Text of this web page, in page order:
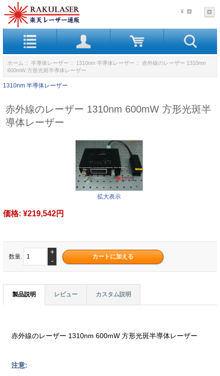
¥
ホーム :: 半導体レーザー :: 1310nm 半導体レーザー :: 赤外線のレーザー 1310nm
600mW 方形光斑半導体レーザー
1310nm 半導体レーザー
赤外線のレーザー 1310nm 600mW 方形光斑半
導体レーザー
拡大表示
価格: ¥219,542円
数量.
+
-
製品説明 レビュー カスタム説明
赤外線のレーザー 1310nm 600mW 方形光斑半導体レーザー
注意: